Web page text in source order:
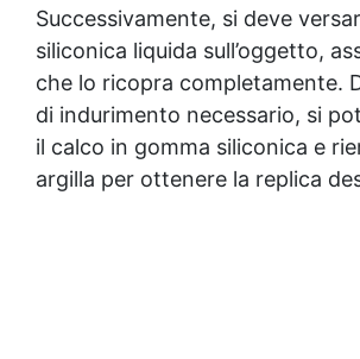
Successivamente, si deve
siliconica liquida sull’oggetto,
che lo ricopra completamente.
di indurimento necessario, si
il calco in gomma siliconica e
argilla per ottenere la replica